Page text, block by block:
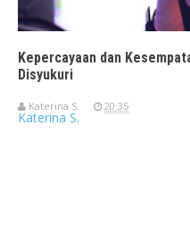
Kepercayaan dan
Disyukuri
Katerina S. 20.35
Katerina S.